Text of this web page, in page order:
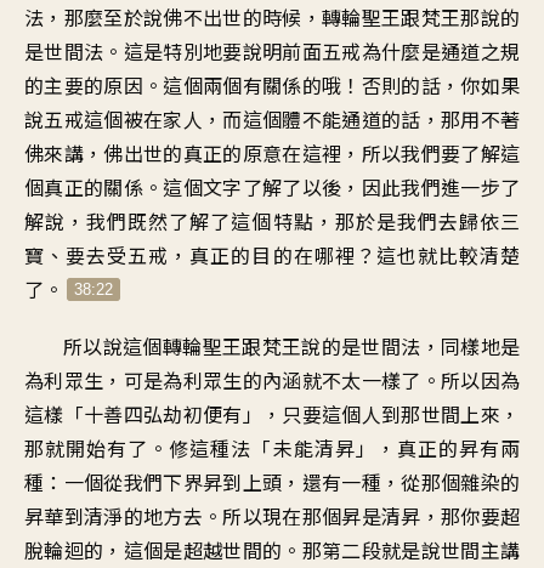
法，那麼至於說佛不出世的時候，轉輪聖王跟梵王那說的
是世間法。這是特別地要說明前面五戒為什麼是通道之規
的主要的原因。這個兩個有關係的哦！否則的話，你如果
說五戒這個被在家人，而這個體不能通道的話，那用不著
佛來講，佛出世的真正的原意在這裡，所以我們要了解這
個真正的關係。這個文字了解了以後，因此我們進一步了
解說，我們既然了解了這個特點，那於是我們去歸依三
寶、要去受五戒，真正的目的在哪裡？這也就比較清楚
了。
38:22
所以說這個轉輪聖王跟梵王說的是世間法，同樣地是
為利眾生，可是為利眾生的內涵就不太一樣了。所以因為
這樣「十善四弘劫初便有」，只要這個人到那世間上來，
那就開始有了。修這種法「未能清昇」，真正的昇有兩
種：一個從我們下界昇到上頭，還有一種，從那個雜染的
昇華到清淨的地方去。所以現在那個昇是清昇，那你要超
脫輪迴的，這個是超越世間的。那第二段就是說世間主講